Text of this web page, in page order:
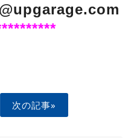
次の記事»